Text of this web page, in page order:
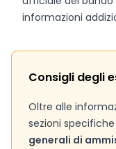
informazioni
Consigli degli
Oltre alle
sezioni
generali di